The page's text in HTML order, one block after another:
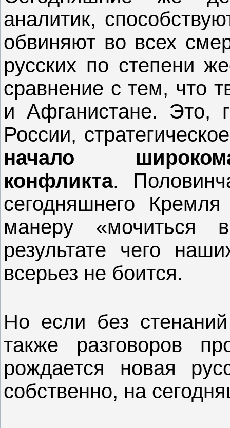
аналитик,
обвиняют во всех
русских по степени
сравнение с тем, что
и Афганистане. Это,
России,
начало
конфликта.
сегодняшнего
манеру «мочиться
результате чего
всерьез не боится.
Но если без
также разговоров
рождается новая
собственно, на